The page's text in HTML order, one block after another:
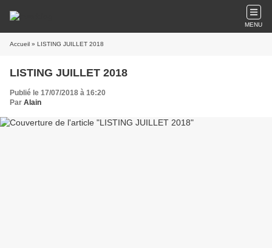
MENU
Accueil » LISTING JUILLET 2018
LISTING JUILLET 2018
Publié le 17/07/2018 à 16:20
Par Alain